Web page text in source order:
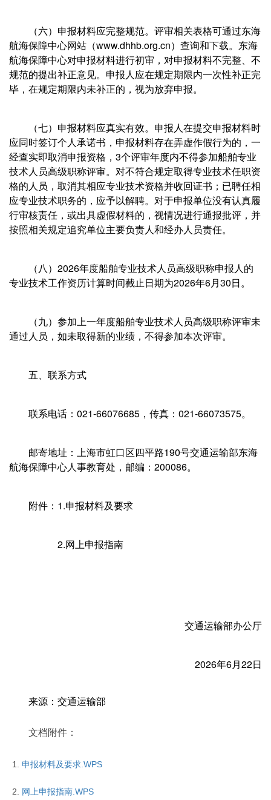
（六）申报材料应完整规范。评审相关表格可通过东海
航海保障中心网站（www.dhhb.org.cn）查询和下载。东海
航海保障中心对申报材料进行初审，对申报材料不完整、不
规范的提出补正意见。申报人应在规定期限内一次性补正完
毕，在规定期限内未补正的，视为放弃申报。
（七）申报材料应真实有效。申报人在提交申报材料时
应同时签订个人承诺书，申报材料存在弄虚作假行为的，一
经查实即取消申报资格，3个评审年度内不得参加船舶专业
技术人员高级职称评审。对不符合规定取得专业技术任职资
格的人员，取消其相应专业技术资格并收回证书；已聘任相
应专业技术职务的，应予以解聘。对于申报单位没有认真履
行审核责任，或出具虚假材料的，视情况进行通报批评，并
按照相关规定追究单位主要负责人和经办人员责任。
（八）2026年度船舶专业技术人员高级职称申报人的
专业技术工作资历计算时间截止日期为2026年6月30日。
（九）参加上一年度船舶专业技术人员高级职称评审未
通过人员，如未取得新的业绩，不得参加本次评审。
五、联系方式
联系电话：021-66076685，传真：021-66073575。
邮寄地址：上海市虹口区四平路190号交通运输部东海
航海保障中心人事教育处，邮编：200086。
附件：1.申报材料及要求
2.网上申报指南
交通运输部办公厅
2026年6月22日
来源：交通运输部
文档附件：
申报材料及要求.WPS
网上申报指南.WPS